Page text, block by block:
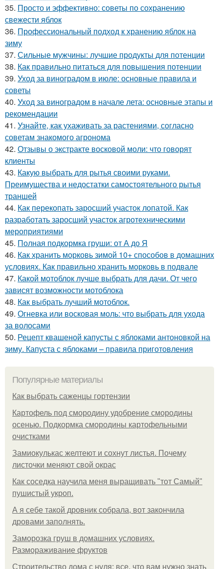
35. Просто и эффективно: советы по сохранению
свежести яблок
36. Профессиональный подход к хранению яблок на
зиму
37. Сильные мужчины: лучшие продукты для потенции
38. Как правильно питаться для повышения потенции
39. Уход за виноградом в июле: основные правила и
советы
40. Уход за виноградом в начале лета: основные этапы и
рекомендации
41. Узнайте, как ухаживать за растениями, согласно
советам знакомого агронома
42. Отзывы о экстракте восковой моли: что говорят
клиенты
43. Какую выбрать для рытья своими руками.
Преимущества и недостатки самостоятельного рытья
траншей
44. Как перекопать заросший участок лопатой. Как
разработать заросший участок агротехническими
мероприятиями
45. Полная подкормка груши: от А до Я
46. Как хранить морковь зимой 10+ способов в домашних
условиях. Как правильно хранить морковь в подвале
47. Какой мотоблок лучше выбрать для дачи. От чего
зависят возможности мотоблока
48. Как выбрать лучший мотоблок.
49. Огневка или восковая моль: что выбрать для ухода
за волосами
50. Рецепт квашеной капусты с яблоками антоновкой на
зиму. Капуста с яблоками – правила приготовления
Популярные материалы
Как выбрать саженцы гортензии
Картофель под смородину удобрение смородины
осенью. Подкормка смородины картофельными
очистками
Замиокулькас желтеют и сохнут листья. Почему
листочки меняют свой окрас
Как соседка научила меня выращивать "тот Самый"
пушистый укроп.
А я себе такой дровник собрала, вот закончила
дровами заполнять.
Заморозка груш в домашних условиях.
Размораживание фруктов
Строительство дома с нуля: все, что вам нужно знать